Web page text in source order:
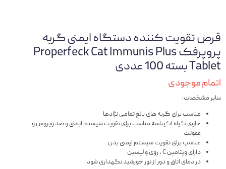
قرص تقویت کننده دستگاه ایمنی گربه
پروپرفک Properfeck Cat Immunis Plus
Tablet بسته 100 عددی
اتمام موجودی
سایر مشخصات:
مناسب برای گربه های بالغ تمامی نژادها
حاوی گیاه اکیناسه مناسب برای تقویت سیستم ایمنی و ضد ویروس و
عفونت
مناسب برای تقویت سیستم ایمنی بدن
دارای ویتامین C ، روی و لیسین
در دمای اتاق و دور از نور خورشید نگهداری شود